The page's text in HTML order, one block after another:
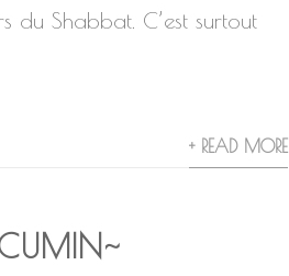
Shabbat. C’est surtout
+ READ MORE